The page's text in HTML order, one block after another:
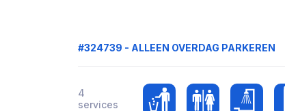
#324739 - ALLEEN OVERDAG PARKEREN
4
services